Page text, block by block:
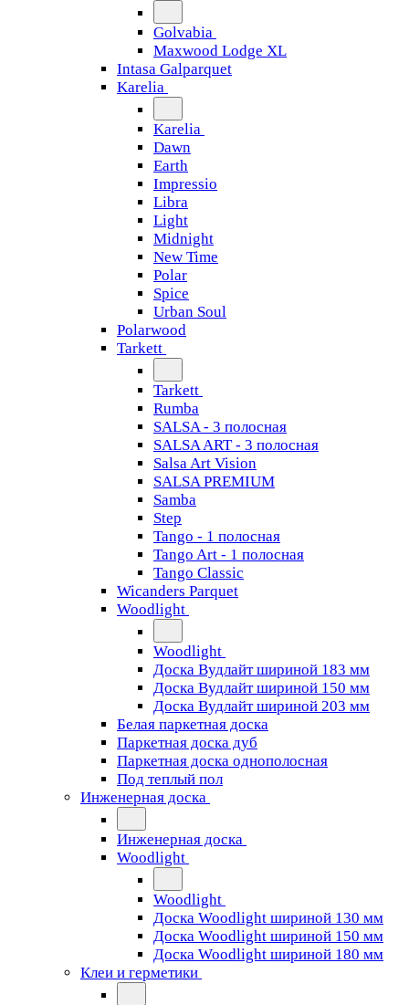
Golvabia
Maxwood Lodge XL
Intasa Galparquet
Karelia
Karelia
Dawn
Earth
Impressio
Libra
Light
Midnight
New Time
Polar
Spice
Urban Soul
Polarwood
Tarkett
Tarkett
Rumba
SALSA - 3 полосная
SALSA ART - 3 полосная
Salsa Art Vision
SALSA PREMIUM
Samba
Step
Tango - 1 полосная
Tango Art - 1 полосная
Tango Classiс
Wicanders Parquet
Woodlight
Woodlight
Доска Вудлайт шириной 183 мм
Доска Вудлайт шириной 150 мм
Доска Вудлайт шириной 203 мм
Белая паркетная доска
Паркетная доска дуб
Паркетная доска однополосная
Под теплый пол
Инженерная доска
Инженерная доска
Woodlight
Woodlight
Доска Woodlight шириной 130 мм
Доска Woodlight шириной 150 мм
Доска Woodlight шириной 180 мм
Клеи и герметики